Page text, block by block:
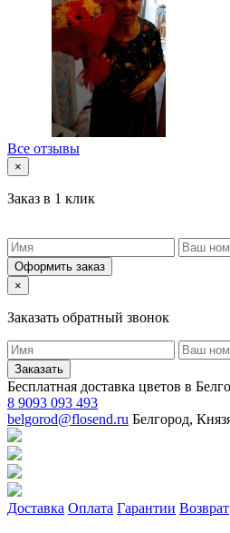
Все отзывы
×
Заказ в 1 клик
Оформить заказ
×
Заказать обратный звонок
Заказать
Бесплатная доставка цветов в
8 9093 093 493
belgorod@flosend.ru Белгород,
Доставка Оплата Гарантии Возврат